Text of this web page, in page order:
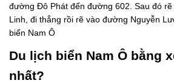
đường Đô Phát đến đường 602. Sau đó
Linh, đi thẳng rồi rẽ vào đường Nguyễn
biển Nam Ô
Du lịch biển Nam Ô bằng
nhất?